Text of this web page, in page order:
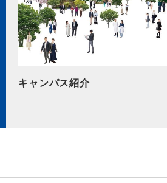
2026年4月「国際文化